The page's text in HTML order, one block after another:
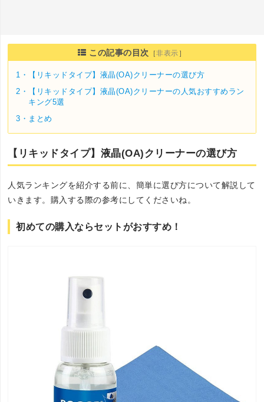
この記事の目次 ［非表示 ］
1・
【リキッドタイプ】液晶(OA)クリーナーの選び方
2・
【リキッドタイプ】液晶(OA)クリーナーの人気おすすめラン
キング5選
3・ まとめ
【リキッドタイプ】液晶(OA)クリーナーの選び方
人気ランキングを紹介する前に、簡単に選び方について解説して
いきます。購入する際の参考にしてくださいね。
初めての購入ならセットがおすすめ！